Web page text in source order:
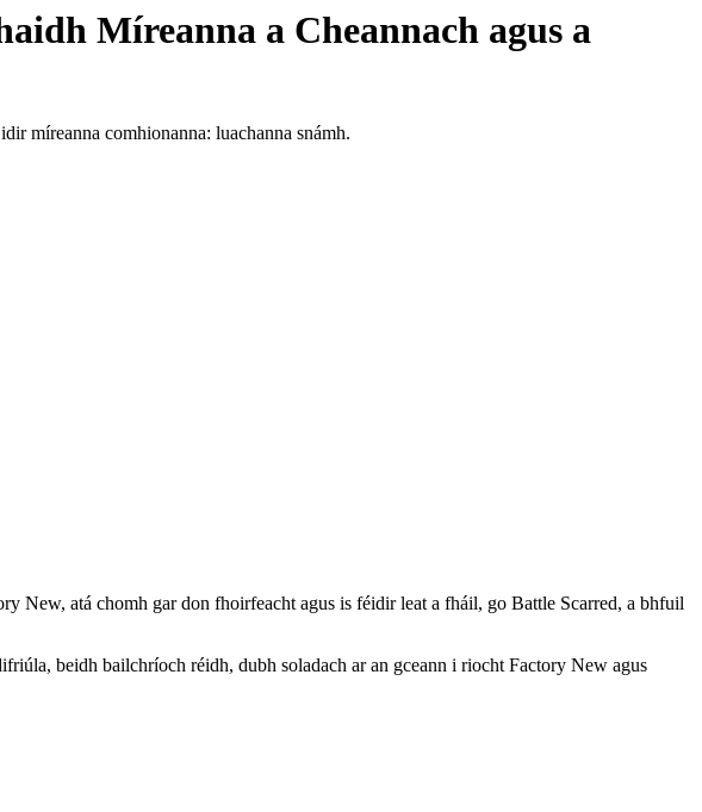
Míreanna a Cheannach agus a
míreanna comhionanna: luachanna snámh.
New, atá chomh gar don fhoirfeacht agus is féidir leat a fháil, go Battle Scarred, a bhfuil
beidh bailchríoch réidh, dubh soladach ar an gceann i riocht Factory New agus